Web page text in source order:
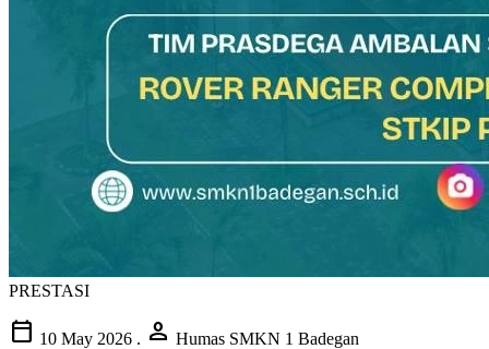
PRESTASI
calendar_today 10 May 2026 . person Humas SMKN 1 Badegan